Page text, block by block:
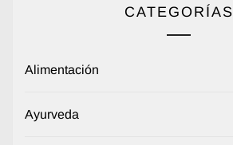
CATEGORÍAS
Alimentación
Ayurveda